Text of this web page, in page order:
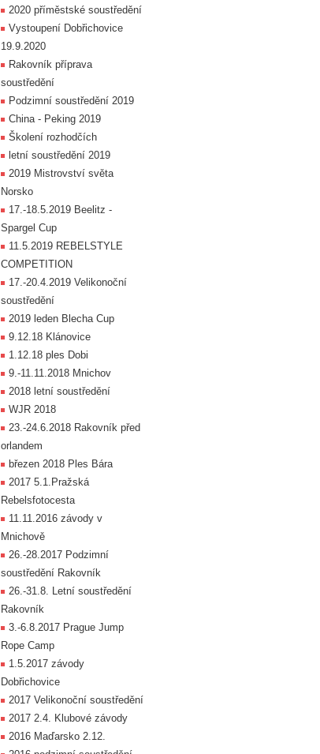
2020 příměstské soustředění
Vystoupení Dobřichovice
19.9.2020
Rakovník příprava
soustředění
Podzimní soustředění 2019
China - Peking 2019
Školení rozhodčích
letní soustředění 2019
2019 Mistrovství světa
Norsko
17.-18.5.2019 Beelitz -
Spargel Cup
11.5.2019 REBELSTYLE
COMPETITION
17.-20.4.2019 Velikonoční
soustředění
2019 leden Blecha Cup
9.12.18 Klánovice
1.12.18 ples Dobi
9.-11.11.2018 Mnichov
2018 letní soustředění
WJR 2018
23.-24.6.2018 Rakovník před
orlandem
březen 2018 Ples Bára
2017 5.1.Pražská
Rebelsfotocesta
11.11.2016 závody v
Mnichově
26.-28.2017 Podzimní
soustředění Rakovník
26.-31.8. Letní soustředění
Rakovník
3.-6.8.2017 Prague Jump
Rope Camp
1.5.2017 závody
Dobřichovice
2017 Velikonoční soustředění
2017 2.4. Klubové závody
2016 Maďarsko 2.12.